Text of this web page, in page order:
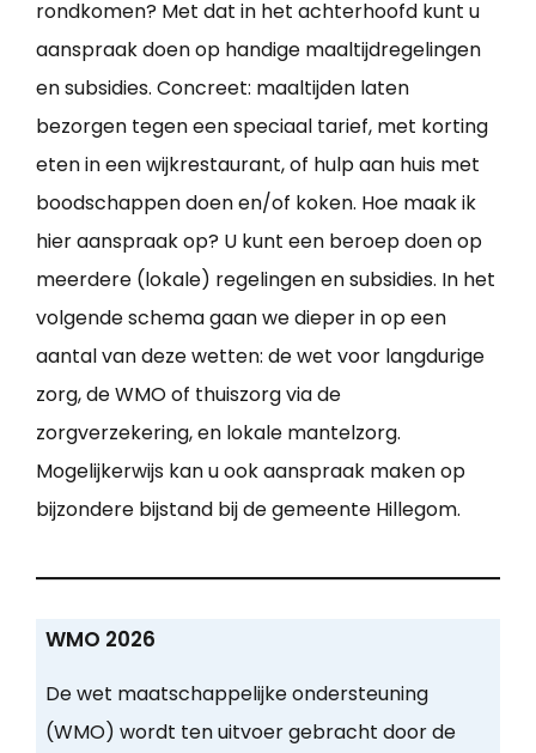
rondkomen? Met dat in het achterhoofd kunt u
aanspraak doen op handige maaltijdregelingen
en subsidies. Concreet: maaltijden laten
bezorgen tegen een speciaal tarief, met korting
eten in een wijkrestaurant, of hulp aan huis met
boodschappen doen en/of koken. Hoe maak ik
hier aanspraak op? U kunt een beroep doen op
meerdere (lokale) regelingen en subsidies. In het
volgende schema gaan we dieper in op een
aantal van deze wetten: de wet voor langdurige
zorg, de WMO of thuiszorg via de
zorgverzekering, en lokale mantelzorg.
Mogelijkerwijs kan u ook aanspraak maken op
bijzondere bijstand bij de gemeente Hillegom.
WMO 2026
De wet maatschappelijke ondersteuning
(WMO) wordt ten uitvoer gebracht door de